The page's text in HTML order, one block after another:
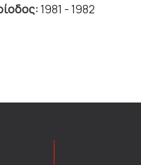
1981 - 1982